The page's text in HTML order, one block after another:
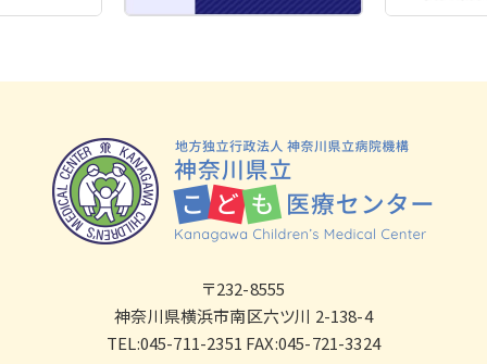
〒232-8555
神奈川県横浜市南区六ツ川 2-138-4
TEL:045-711-2351 FAX:045-721-3324